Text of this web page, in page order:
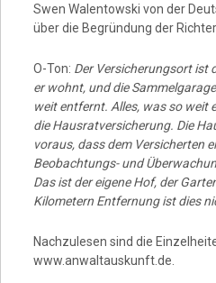
Swen Walentowski von der
über die Begründung der
O-Ton: Der Versicherungsort ist
er wohnt, und die
weit entfernt. Alles, was so weit
die Hausratversicherung. Die
voraus, dass dem Versicherten
Beobachtungs- und
Das ist der eigene Hof, der
Kilometern Entfernung ist dies
Nachzulesen sind die
www.anwaltauskunft.de.